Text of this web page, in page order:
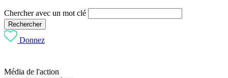
Chercher avec un mot clé
Rechercher
Donnez
Média de l'action